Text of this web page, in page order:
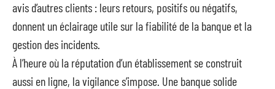
avis d’autres clients : leurs retours, positifs ou négatifs,
donnent un éclairage utile sur la fiabilité de la banque et la
gestion des incidents.
À l’heure où la réputation d’un établissement se construit
aussi en ligne, la vigilance s’impose. Une banque solide